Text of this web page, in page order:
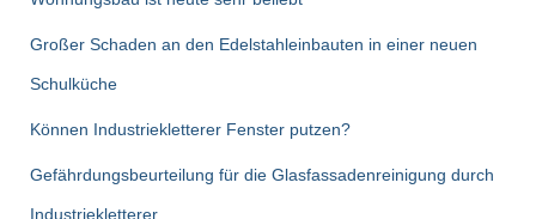
Großer Schaden an den Edelstahleinbauten in einer neuen
Schulküche
Können Industriekletterer Fenster putzen?
Gefährdungsbeurteilung für die Glasfassadenreinigung durch
Industriekletterer